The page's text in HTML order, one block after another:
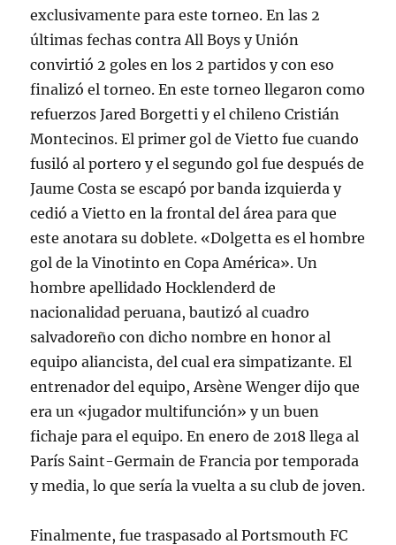
exclusivamente para este torneo. En las 2
últimas fechas contra All Boys y Unión
convirtió 2 goles en los 2 partidos y con eso
finalizó el torneo. En este torneo llegaron como
refuerzos Jared Borgetti y el chileno Cristián
Montecinos. El primer gol de Vietto fue cuando
fusiló al portero y el segundo gol fue después de
Jaume Costa se escapó por banda izquierda y
cedió a Vietto en la frontal del área para que
este anotara su doblete. «Dolgetta es el hombre
gol de la Vinotinto en Copa América». Un
hombre apellidado Hocklenderd de
nacionalidad peruana, bautizó al cuadro
salvadoreño con dicho nombre en honor al
equipo aliancista, del cual era simpatizante. El
entrenador del equipo, Arsène Wenger dijo que
era un «jugador multifunción» y un buen
fichaje para el equipo. En enero de 2018 llega al
París Saint-Germain de Francia por temporada
y media, lo que sería la vuelta a su club de joven.
Finalmente, fue traspasado al Portsmouth FC